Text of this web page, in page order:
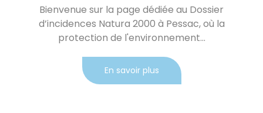
Bienvenue sur la page dédiée au Dossier
d’incidences Natura 2000 à Pessac, où la
protection de l'environnement...
En savoir plus